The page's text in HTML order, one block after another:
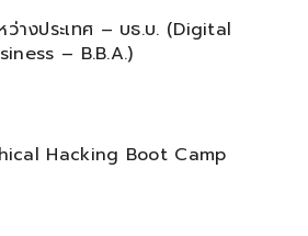
ว่างประเทศ – บธ.บ. (Digital
– B.B.A.)
Hacking Boot Camp